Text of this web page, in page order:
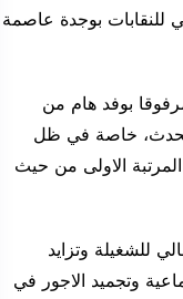
للنقابات بوجدة عاصمة
بوفد هام من
خاصة في ظل
المرتبة الاولى من حيث
للشغيلة وتزايد
وتجميد الاجور في